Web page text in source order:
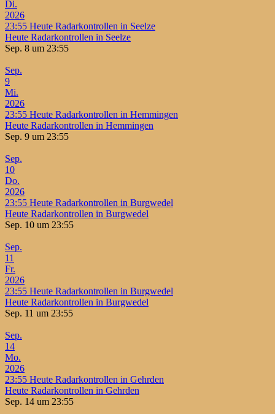
Di.
2026
23:55 Heute Radarkontrollen in Seelze
Heute Radarkontrollen in Seelze
Sep. 8 um 23:55
Sep.
9
Mi.
2026
23:55 Heute Radarkontrollen in Hemmingen
Heute Radarkontrollen in Hemmingen
Sep. 9 um 23:55
Sep.
10
Do.
2026
23:55 Heute Radarkontrollen in Burgwedel
Heute Radarkontrollen in Burgwedel
Sep. 10 um 23:55
Sep.
11
Fr.
2026
23:55 Heute Radarkontrollen in Burgwedel
Heute Radarkontrollen in Burgwedel
Sep. 11 um 23:55
Sep.
14
Mo.
2026
23:55 Heute Radarkontrollen in Gehrden
Heute Radarkontrollen in Gehrden
Sep. 14 um 23:55